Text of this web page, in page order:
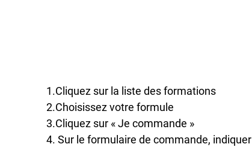
1.Cliquez sur la liste des formations
2.Choisissez votre formule
3.Cliquez sur « Je commande »
4. Sur le formulaire de commande, indiquer